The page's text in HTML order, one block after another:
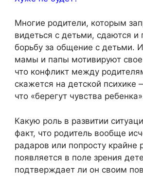
Многие родители, которым
видеться с детьми, сдаются
борьбу за общение с детьми.
мамы и папы мотивируют
что конфликт между
скажется на детской психике
что «берегут чувства
Какую роль в развитии
факт, что родитель вообще
радаров или попросту крайне
появляется в поле зрения
подтверждает ли он своим